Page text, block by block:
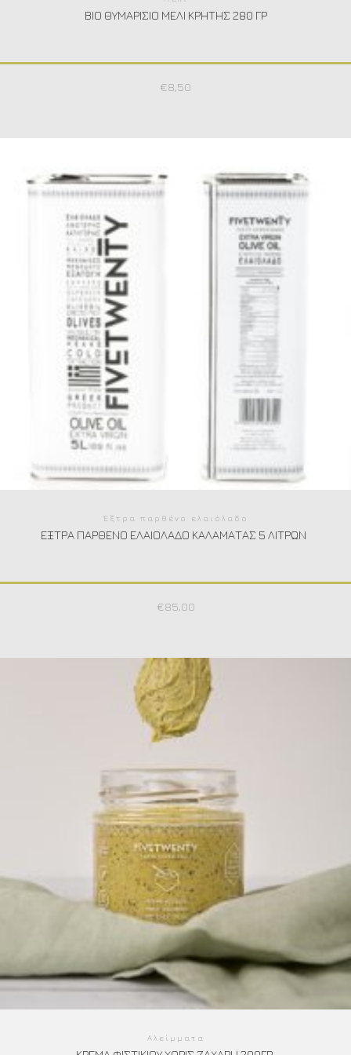
ΒΙΟ ΘΥΜΑΡΊΣΙΟ ΜΈΛΙ ΚΡΉΤΗΣ 280 ΓΡ
€8,50
Έξτρα παρθένο ελαιόλαδο
ΈΞΤΡΑ ΠΑΡΘΈΝΟ ΕΛΑΙΌΛΑΔΟ ΚΑΛΑΜΆΤΑΣ 5 ΛΊΤΡΩΝ
€85,00
Αλείμματα